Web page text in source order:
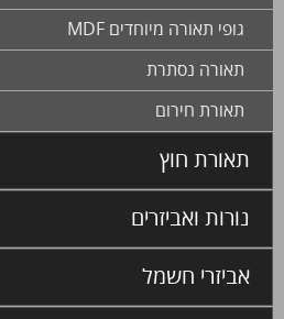
גופי תאורה מיוחדים MDF
תאורה נסתרת
תאורת חירום
תאורת חוץ
נורות ואביזרים
אביזרי חשמל